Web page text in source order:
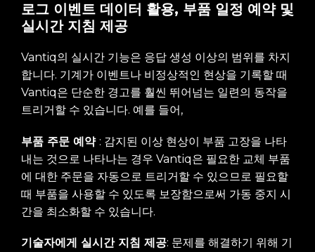
로그 이벤트 데이터 활용, 부품 일정 예약 및
실시간 지침 제공
Vantiq의 실시간 기능은 응답 생성 이상의 범위를 차지
합니다. 기계가 이벤트나 비정상적인 현상을 기록할 때
Vantiq은 단순한 경고를 훨씬 뛰어넘는 일련의 동작을
트리거할 수 있습니다. 예를 들어,
부품 주문 예약 : 감지된 이상 현상이 부품 고장을 나타
내는 것으로 나타나는 경우 Vantiq은 필요한 교체 부품
에 대한 주문을 자동으로 트리거할 수 있으므로 필요할
때 부품을 사용할 수 있도록 보장함으로써 가동 중지 시
간을 최소화할 수 있습니다.
기술자에게 실시간 지침 제공: 문제를 해결하기 위해 기